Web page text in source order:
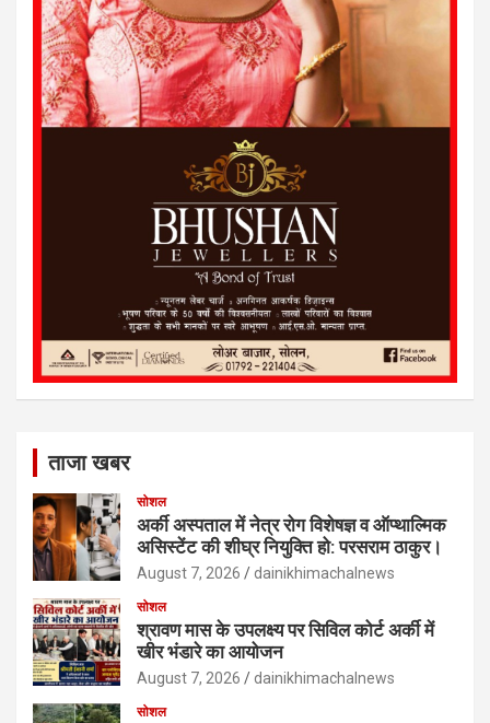
ताजा खबर
सोशल
अर्की अस्पताल में नेत्र रोग विशेषज्ञ व ऑप्थाल्मिक
असिस्टेंट की शीघ्र नियुक्ति हो: परसराम ठाकुर।
August 7, 2026 dainikhimachalnews
सोशल
श्रावण मास के उपलक्ष्य पर सिविल कोर्ट अर्की में
खीर भंडारे का आयोजन
August 7, 2026 dainikhimachalnews
सोशल